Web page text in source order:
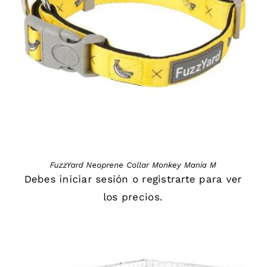
FuzzYard Neoprene Collar Monkey Mania M
Debes iniciar sesión o registrarte para ver
los precios.